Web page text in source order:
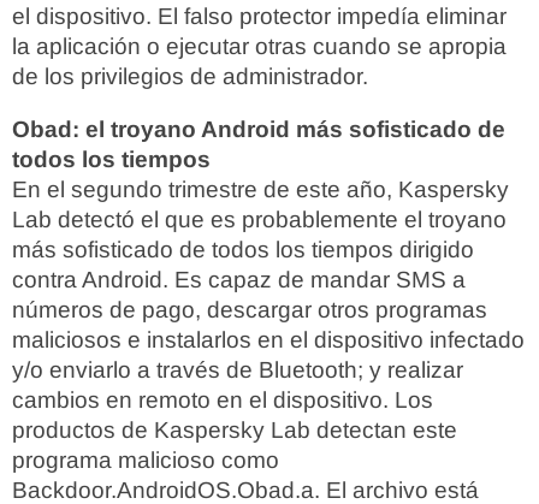
el dispositivo. El falso protector impedía eliminar
la aplicación o ejecutar otras cuando se apropia
de los privilegios de administrador.
Obad: el troyano Android más sofisticado de
todos los tiempos
En el segundo trimestre de este año, Kaspersky
Lab detectó el que es probablemente el troyano
más sofisticado de todos los tiempos dirigido
contra Android. Es capaz de mandar SMS a
números de pago, descargar otros programas
maliciosos e instalarlos en el dispositivo infectado
y/o enviarlo a través de Bluetooth; y realizar
cambios en remoto en el dispositivo. Los
productos de Kaspersky Lab detectan este
programa malicioso como
Backdoor.AndroidOS.Obad.a. El archivo está